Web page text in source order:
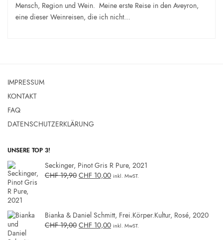
Mensch, Region und Wein. Meine erste Reise in den Aveyron,
eine dieser Weinreisen, die ich nicht…
IMPRESSUM
KONTAKT
FAQ
DATENSCHUTZERKLÄRUNG
UNSERE TOP 3!
Seckinger, Pinot Gris R Pure, 2021
CHF19,90 CHF 10,00 inkl. MwST.
Bianka & Daniel Schmitt, Frei.Körper.Kultur, Rosé, 2020
CHF19,00 CHF 10,00 inkl. MwST.